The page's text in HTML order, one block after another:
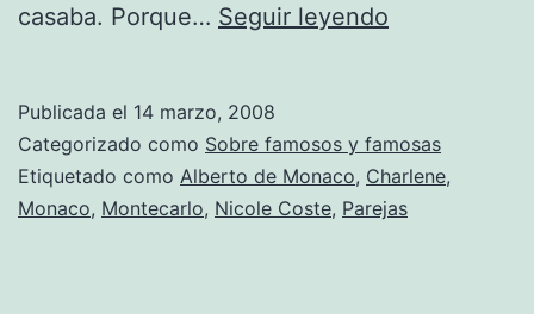
casaba. Porque… Seguir leyendo
Publicada el 14 marzo, 2008
Categorizado como Sobre famosos y famosas
Etiquetado como Alberto de Monaco, Charlene,
Monaco, Montecarlo, Nicole Coste, Parejas